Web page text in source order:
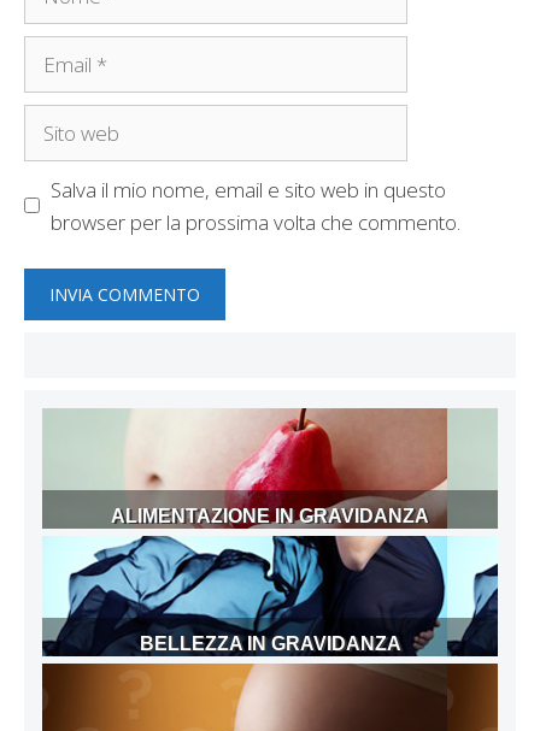
Salva il mio nome, email e sito web in questo
browser per la prossima volta che commento.
ALIMENTAZIONE IN GRAVIDANZA
BELLEZZA IN GRAVIDANZA